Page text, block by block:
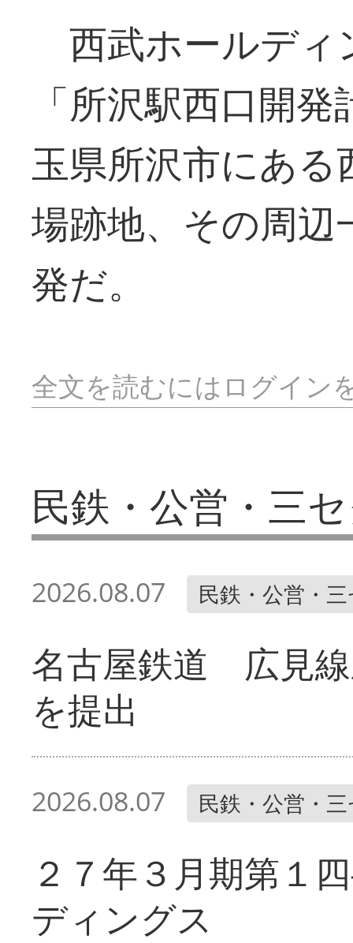
西武ホールディ
「所沢駅西口開
玉県所沢市にある
場跡地、その周辺
発だ。
全文を読むにはログイン
民鉄・公営・三
2026.08.07 民鉄・公営・
名古屋鉄道 広見
を提出
2026.08.07 民鉄・公営・
２７年３月期第１
ディングス